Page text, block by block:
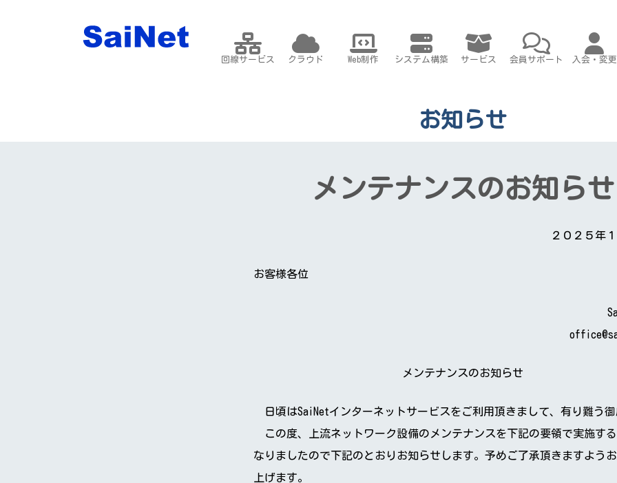
回線サービス クラウド Web制作 システム構築 サービス 会員サポート 入会・変更
お知らせ
メンテナンスのお知らせ
２０２５年
お客様各位
メンテナンスのお知らせ
日頃はSaiNetインターネットサービスをご利用頂きまして、有り難う御
この度、上流ネットワーク設備のメンテナンスを下記の要領で実施す
なりましたので下記のとおりお知らせします。予めご了承頂きますよう
上げます。